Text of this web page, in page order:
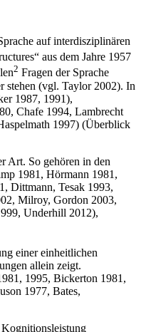
auf interdisziplinären
aus dem Jahre 1957
2 Fragen der Sprache
stehen (vgl. Taylor 2002). In
1987, 1991),
Chafe 1994, Lambrecht
1997) (Überblick
Art. So gehören in den
1981, Hörmann 1981,
Dittmann, Tesak 1993,
Milroy, Gordon 2003,
Underhill 2012),
einer einheitlichen
allein zeigt.
1995, Bickerton 1981,
1977, Bates,
Kognitionsleistung